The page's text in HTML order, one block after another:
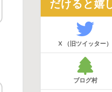
だけると嬉
X （旧ツイッター）
ブログ村